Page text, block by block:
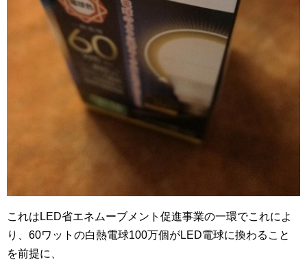
これはLED省エネムーブメント促進事業の一環でこれによ
り、60ワットの白熱電球100万個がLED電球に換わること
を前提に、